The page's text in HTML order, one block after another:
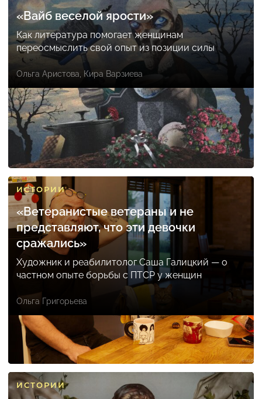
«Вайб веселой ярости»
Как литература помогает женщинам
переосмыслить свой опыт из позиции силы
Ольга Аристова Кира Варзиева
ИСТОРИИ
«Ветеранистые ветераны и не
представляют, что эти девочки
сражались»
Художник и реабилитолог Саша Галицкий — о
частном опыте борьбы с ПТСР у женщин
Ольга Григорьева
ИСТОРИИ